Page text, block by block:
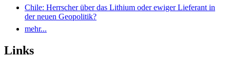
Chile: Herrscher über das Lithium oder ewiger Lieferant in
der neuen Geopolitik?
mehr...
Links